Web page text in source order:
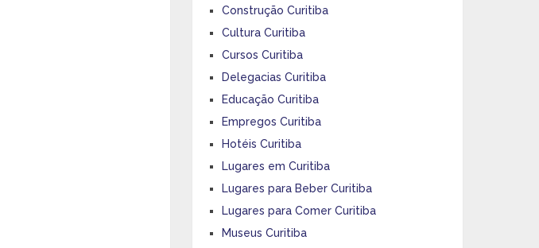
Construção Curitiba
Cultura Curitiba
Cursos Curitiba
Delegacias Curitiba
Educação Curitiba
Empregos Curitiba
Hotéis Curitiba
Lugares em Curitiba
Lugares para Beber Curitiba
Lugares para Comer Curitiba
Museus Curitiba